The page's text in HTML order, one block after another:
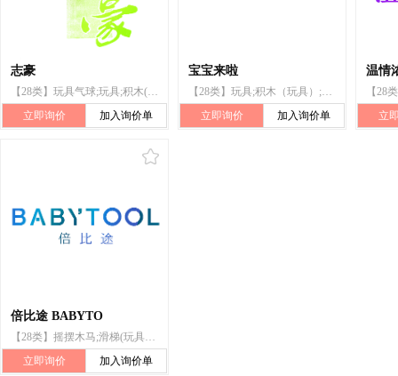
志豪
【28类】玩具气球;玩具;积木(玩具);拨浪鼓(玩具);客厅游戏玩具;玩具娃娃;儿童游戏用踏板车(玩具);玩具汽车;玩具望远镜;激光启动的玩具
立即询价
加入询价单
宝宝来啦
【28类】玩具;积木（玩具）;玩具手枪;拨浪鼓（玩具）;智能玩具;玩具娃娃衣;成比例的模型车;拼图玩具;玩具汽车;玩具娃娃
立即询价
加入询价单
温情
立
倍比途 BABYTO
【28类】摇摆木马;滑梯(玩具);玩具;积木(玩具);盖房玩具;多米诺骨牌;玩具手枪;拨浪鼓(玩具);室内游戏玩具;滑板车(玩具);玩具风铃;玩具熊;长毛绒玩具;玩具车;拼图玩具;遥控玩具汽车;填充玩具;玩具模型;玩具无人机;玩具机器人;婴儿健身架;带安抚巾的毛绒玩具;幼儿用三轮脚踏车(玩具);游泳池充气漂浮物;玩具汽车;智能玩具;模型飞机材料;玩具手表;电子永动器(永磁摆动玩具);游泳池(娱乐用品);塑胶跑道
立即询价
加入询价单